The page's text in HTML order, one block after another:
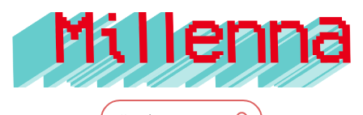
content